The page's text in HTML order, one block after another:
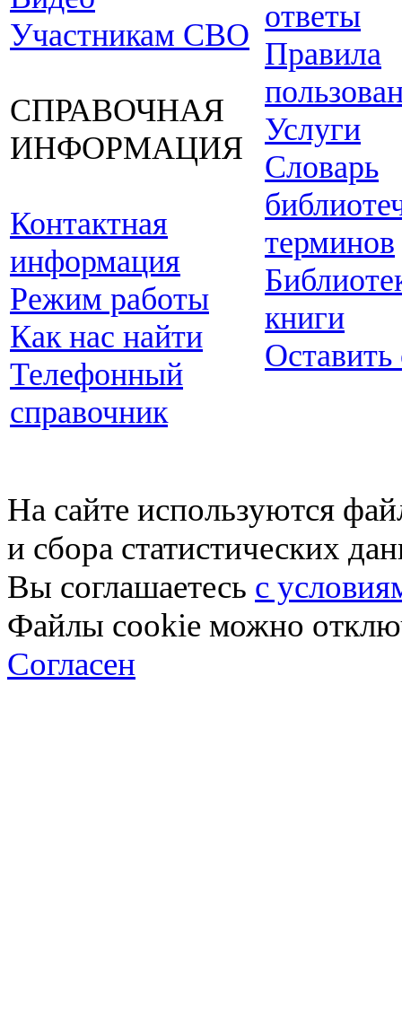
Участникам СВО
СПРАВОЧНАЯ
ИНФОРМАЦИЯ
Контактная
информация
Режим работы
Как нас найти
Телефонный
справочник
ответы
Правила
Услуги
Словарь
терминов
книги
Оставить
На сайте используются
и сбора статистических
Вы соглашаетесь с
Файлы cookie можно
Согласен